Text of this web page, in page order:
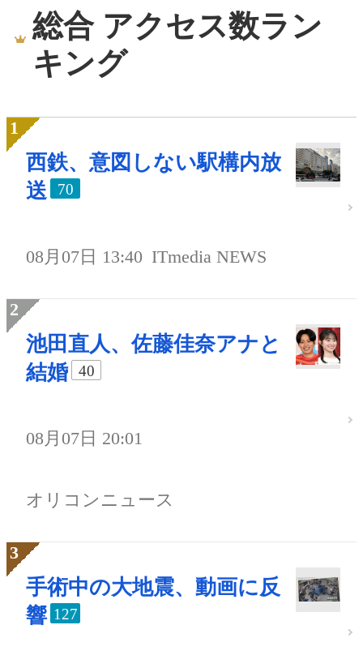
総合 アクセス数ラン
キング
西鉄、意図しない駅構内放
送
70
08月07日 13:40 ITmedia NEWS
池田直人、佐藤佳奈アナと
結婚
40
08月07日 20:01
オリコンニュース
手術中の大地震、動画に反
響 127